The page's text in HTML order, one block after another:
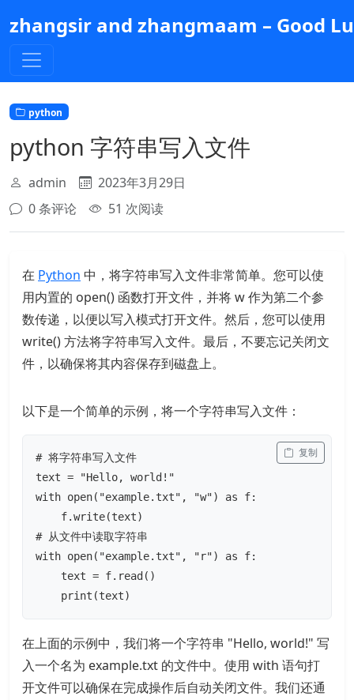
到
主
内
容
zhangsir and zhangmaam – Good
python
python 字符串写入文件
admin
2023年3月29日
0 条评论
51 次阅读
在 Python 中，将字符串写入文件非常简单。您可以使
用内置的 open() 函数打开文件，并将 w 作为第二个参
数传递，以便以写入模式打开文件。然后，您可以使用
write() 方法将字符串写入文件。最后，不要忘记关闭文
件，以确保将其内容保存到磁盘上。
以下是一个简单的示例，将一个字符串写入文件：
# 将字符串写入文件
text = "Hello, world!"
with open("example.txt", "w") as f:
f.write(text)
# 从文件中读取字符串
with open("example.txt", "r") as f:
text = f.read()
print(text)
复制
在上面的示例中，我们将一个字符串 "Hello, world!" 写
入一个名为 example.txt 的文件中。使用 with 语句打
开文件可以确保在完成操作后自动关闭文件。我们还通